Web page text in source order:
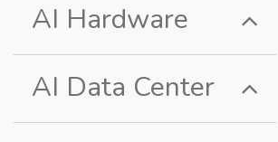
AI Hardware
AI Data Center